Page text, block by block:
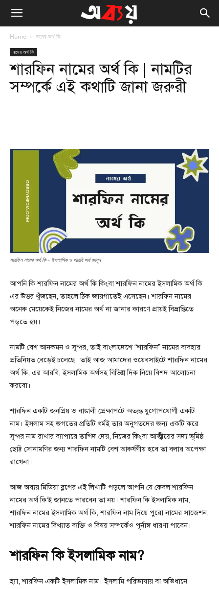
Home নামের অর্থ কি
নামের অর্থ কি
শারফিন নামের অর্থ কি | নামটির
সম্পর্কে এই কথাটি জানা জরুরী
শারফিন নামের অর্থ কি - ইসলামিক ও আরবি অর্থ জানুন
আপনি কি শারফিন নামের অর্থ কি কিংবা শারফিন নামের ইসলামিক অর্থ কি
এর উত্তর খুঁজছেন, তাহলে ঠিক জায়গাতেই এসেছেন। শারফিন নামের
অনেক মেয়েকেই নিজের নামের অর্থ না জানার কারণে প্রায়ই বিভ্রান্তিতে
পড়তে হয়।
নামটি বেশ আনকমন ও সুন্দর, তাই বাংলাদেশে “শারফিন” নামের ব্যবহার
প্রতিনিয়ত বেড়েই চলেছে। তাই আজ আমাদের ওয়েবসাইটে শারফিন নামের
অর্থ কি, এর আরবি, ইসলামিক অর্থসহ বিভিন্ন দিক নিয়ে বিশদ আলোচনা
করবো।
শারফিন একটি জনপ্রিয় ও বাঙালী প্রেক্ষাপটে অত্যন্ত যুগোপযোগী একটি
নাম। ইসলাম সহ জগতের প্রতিটি ধর্মই তার অনুগতদের জন্য একটি করে
সুন্দর নাম রাখার ব্যাপারে তাগিদ দেয়, নিজের কিংবা আত্মীয়ের সদ্য ভূমিষ্ঠ
ছোট্ট সোনামণির জন্য শারফিন নামটি বেশ আকর্ষণীয় হবে তা বলার অপেক্ষা
রাখেনা।
আজ অব্যয় মিডিয়া ব্লগের এই লিখাটি পড়লে আপনি যে কেবল শারফিন
নামের অর্থ কি‘ই জানতে পারবেন তা নয়। শারফিন কি ইসলামিক নাম,
শারফিন নামের ইসলামিক অর্থ কি, শারফিন নাম দিয়ে পুরো নামের সাজেশন,
শারফিন নামের বিখ্যাত ব্যক্তি ও বিষয় সম্পর্কেও পূর্নাঙ্গ ধারণা পাবেন।
শারফিন কি ইসলামিক নাম?
হ্যা, শারফিন একটি ইসলামিক নাম। ইসলামি পরিভাষায় বা অভিধানে